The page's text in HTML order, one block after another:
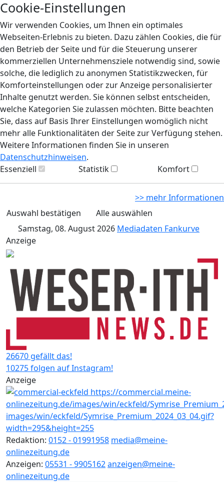
Cookie-Einstellungen
Wir verwenden Cookies, um Ihnen ein optimales
Webseiten-Erlebnis zu bieten. Dazu zählen Cookies, die für
den Betrieb der Seite und für die Steuerung unserer
kommerziellen Unternehmensziele notwendig sind, sowie
solche, die lediglich zu anonymen Statistikzwecken, für
Komforteinstellungen oder zur Anzeige personalisierter
Inhalte genutzt werden. Sie können selbst entscheiden,
welche Kategorien Sie zulassen möchten. Bitte beachten
Sie, dass auf Basis Ihrer Einstellungen womöglich nicht
mehr alle Funktionalitäten der Seite zur Verfügung stehen.
Weitere Informationen finden Sie in unseren
Datenschutzhinweisen.
Essenziell
Statistik Komfort
>> mehr Informationen
Auswahl bestätigen
Alle auswählen
Samstag, 08. August 2026 Mediadaten Fankurve
Anzeige
26670 gefällt das!
10275 folgen auf Instagram!
Anzeige
Redaktion: 0152 - 01991958 media@meine-
onlinezeitung.de
Anzeigen: 05531 - 9905162anzeigen@meine-
onlinezeitung.de